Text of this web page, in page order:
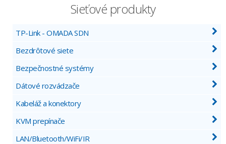
Sieťové produkty
TP-Link - OMADA SDN
Bezdrôtové siete
Bezpečnostné systémy
Dátové rozvádzače
Kabeláž a konektory
KVM prepínače
LAN/Bluetooth/WiFi/IR